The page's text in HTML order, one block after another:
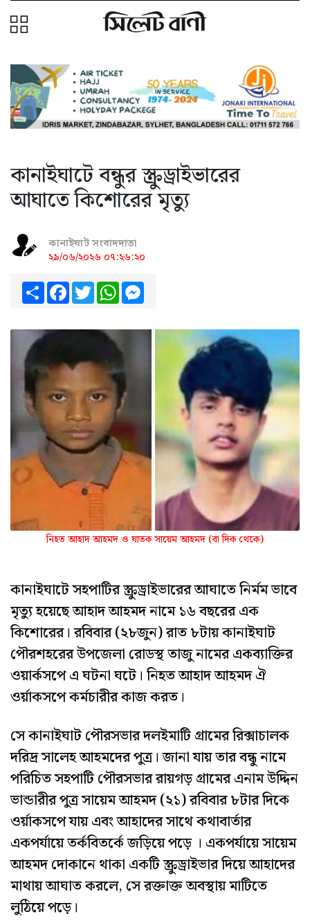
কানাইঘাটে বন্ধুর স্ক্রুড্রাইভারের
আঘাতে কিশোরের মৃত্যু
কানাইঘাট সংবাদদাতা
২৯/০৬/২০২৬ ০৭:২৬:২০
ShareFacebook
TwitterWhatsApp
নিহত আহাদ আহমদ ও ঘাতক সায়েম আহমদ (বা দিক থেকে)
কানাইঘাটে সহপাটির স্ক্রুড্রাইভারের আঘাতে নির্মম ভাবে
মৃত্যু হয়েছে আহাদ আহমদ নামে ১৬ বছরের এক
কিশোরের। রবিবার (২৮জুন) রাত ৮টায় কানাইঘাট
পৌরশহরের উপজেলা রোডস্থ তাজু নামের একব্যাক্তির
ওয়ার্কসপে এ ঘটনা ঘটে। নিহত আহাদ আহমদ ঐ
ওর্য়াকসপে কর্মচারীর কাজ করত।
সে কানাইঘাট পৌরসভার দলইমাটি গ্রামের রিক্সাচালক
দরিদ্র সালেহ আহমদের পুত্র। জানা যায় তার বন্ধু নামে
পরিচিত সহপাটি পৌরসভার রায়গড় গ্রামের এনাম উদ্দিন
ভান্ডারীর পুত্র সায়েম আহমদ (২১) রবিবার ৮টার দিকে
ওর্য়াকসপে যায় এবং আহাদের সাথে কথাবার্তার
একপর্যায়ে তর্কবিতর্কে জড়িয়ে পড়ে । একপর্যায়ে সায়েম
আহমদ দোকানে থাকা একটি স্ক্রুড্রাইভার দিয়ে আহাদের
মাথায় আঘাত করলে, সে রক্তাক্ত অবস্থায় মাটিতে
লুঠিয়ে পড়ে।